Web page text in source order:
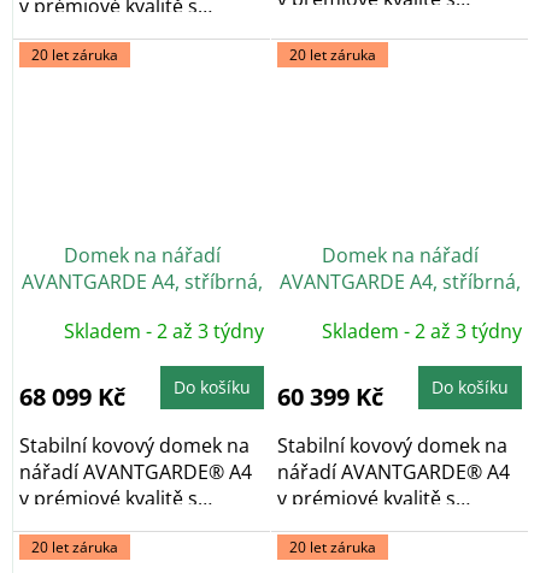
v prémiové kvalitě s
pultovou...
20 let záruka
Domek na nářadí
AVANTGARDE A4, stříbrná,
Skladem - 2 až 3 týdny
68 099 Kč Do košíku
Stabilní kovový domek na
nářadí AVANTGARDE® A4
v prémiové kvalitě s
pultovou...
20 let záruka
Domek na nářadí
AVANTGARDE A4, stříbrná,
Skladem - 2 až 3 týdny
60 399 Kč Do košíku
Stabilní kovový domek na
nářadí AVANTGARDE® A4
v prémiové kvalitě s
pultovou...
20 let záruka 20 let záruka